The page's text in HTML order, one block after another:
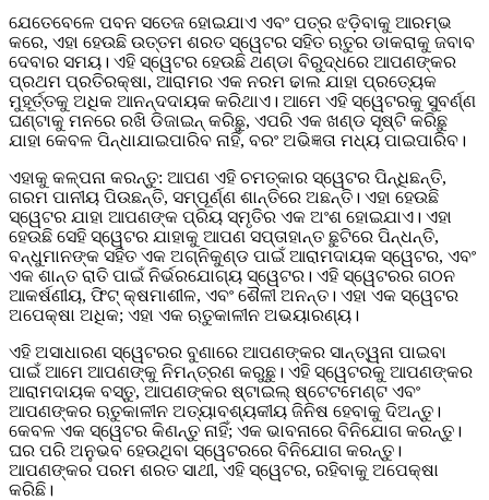
ଯେତେବେଳେ ପବନ ସତେଜ ହୋଇଯାଏ ଏବଂ ପତ୍ର ଝଡ଼ିବାକୁ ଆରମ୍ଭ
କରେ, ଏହା ହେଉଛି ଉତ୍ତମ ଶରତ ସ୍ୱେଟର ସହିତ ଋତୁର ଡାକରାକୁ ଜବାବ
ଦେବାର ସମୟ। ଏହି ସ୍ୱେଟର ହେଉଛି ଥଣ୍ଡା ବିରୁଦ୍ଧରେ ଆପଣଙ୍କର
ପ୍ରଥମ ପ୍ରତିରକ୍ଷା, ଆରାମର ଏକ ନରମ ଢାଲ ଯାହା ପ୍ରତ୍ୟେକ
ମୁହୂର୍ତ୍ତକୁ ଅଧିକ ଆନନ୍ଦଦାୟକ କରିଥାଏ। ଆମେ ଏହି ସ୍ୱେଟରକୁ ସୁବର୍ଣ୍ଣ
ଘଣ୍ଟାକୁ ମନରେ ରଖି ଡିଜାଇନ୍ କରିଛୁ, ଏପରି ଏକ ଖଣ୍ଡ ସୃଷ୍ଟି କରିଛୁ
ଯାହା କେବଳ ପିନ୍ଧାଯାଇପାରିବ ନାହିଁ, ବରଂ ଅଭିଜ୍ଞତା ମଧ୍ୟ ପାଇପାରିବ।
ଏହାକୁ କଳ୍ପନା କରନ୍ତୁ: ଆପଣ ଏହି ଚମତ୍କାର ସ୍ୱେଟର ପିନ୍ଧିଛନ୍ତି,
ଗରମ ପାନୀୟ ପିଉଛନ୍ତି, ସମ୍ପୂର୍ଣ୍ଣ ଶାନ୍ତିରେ ଅଛନ୍ତି। ଏହା ହେଉଛି
ସ୍ୱେଟର ଯାହା ଆପଣଙ୍କ ପ୍ରିୟ ସ୍ମୃତିର ଏକ ଅଂଶ ହୋଇଯାଏ। ଏହା
ହେଉଛି ସେହି ସ୍ୱେଟର ଯାହାକୁ ଆପଣ ସପ୍ତାହାନ୍ତ ଛୁଟିରେ ପିନ୍ଧନ୍ତି,
ବନ୍ଧୁମାନଙ୍କ ସହିତ ଏକ ଅଗ୍ନିକୁଣ୍ଡ ପାଇଁ ଆରାମଦାୟକ ସ୍ୱେଟର, ଏବଂ
ଏକ ଶାନ୍ତ ରାତି ପାଇଁ ନିର୍ଭରଯୋଗ୍ୟ ସ୍ୱେଟର। ଏହି ସ୍ୱେଟରର ଗଠନ
ଆକର୍ଷଣୀୟ, ଫିଟ୍ କ୍ଷମାଶୀଳ, ଏବଂ ଶୈଳୀ ଅନନ୍ତ। ଏହା ଏକ ସ୍ୱେଟର
ଅପେକ୍ଷା ଅଧିକ; ଏହା ଏକ ଋତୁକାଳୀନ ଅଭୟାରଣ୍ୟ।
ଏହି ଅସାଧାରଣ ସ୍ୱେଟରର ବୁଣାରେ ଆପଣଙ୍କର ସାନ୍ତ୍ୱନା ପାଇବା
ପାଇଁ ଆମେ ଆପଣଙ୍କୁ ନିମନ୍ତ୍ରଣ କରୁଛୁ। ଏହି ସ୍ୱେଟରକୁ ଆପଣଙ୍କର
ଆରାମଦାୟକ ବସ୍ତୁ, ଆପଣଙ୍କର ଷ୍ଟାଇଲ୍ ଷ୍ଟେଟମେଣ୍ଟ ଏବଂ
ଆପଣଙ୍କର ଋତୁକାଳୀନ ଅତ୍ୟାବଶ୍ୟକୀୟ ଜିନିଷ ହେବାକୁ ଦିଅନ୍ତୁ।
କେବଳ ଏକ ସ୍ୱେଟର କିଣନ୍ତୁ ନାହିଁ; ଏକ ଭାବନାରେ ବିନିଯୋଗ କରନ୍ତୁ।
ଘର ପରି ଅନୁଭବ ହେଉଥିବା ସ୍ୱେଟରରେ ବିନିଯୋଗ କରନ୍ତୁ।
ଆପଣଙ୍କର ପରମ ଶରତ ସାଥୀ, ଏହି ସ୍ୱେଟର, ରହିବାକୁ ଅପେକ୍ଷା
କରିଛି।